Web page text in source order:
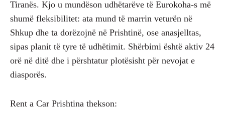
Tiranës. Kjo u mundëson udhëtarëve të Eurokoha-s më
shumë fleksibilitet: ata mund të marrin veturën në
Shkup dhe ta dorëzojnë në Prishtinë, ose anasjelltas,
sipas planit të tyre të udhëtimit. Shërbimi është aktiv 24
orë në ditë dhe i përshtatur plotësisht për nevojat e
diasporës.
Rent a Car Prishtina thekson: